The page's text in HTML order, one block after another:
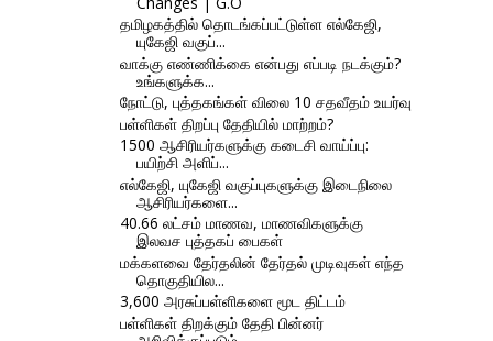
தமிழகத்தில் தொடங்கப்பட்டுள்ள எல்கேஜி,
யுகேஜி வகுப்...
வாக்கு எண்ணிக்கை என்பது எப்படி நடக்கும்?
உங்களுக்க...
நோட்டு, புத்தகங்கள் விலை 10 சதவீதம் உயர்வு
பள்ளிகள் திறப்பு தேதியில் மாற்றம்?
1500 ஆசிரியர்களுக்கு கடைசி வாய்ப்பு:
பயிற்சி அளிப்...
எல்கேஜி, யுகேஜி வகுப்புகளுக்கு இடைநிலை
ஆசிரியர்களை...
40.66 லட்சம் மாணவ, மாணவிகளுக்கு
இலவச புத்தகப் பைகள்
மக்களவை தேர்தலின் தேர்தல் முடிவுகள் எந்த
தொகுதியில...
3,600 அரசுப்பள்ளிகளை மூட திட்டம்
பள்ளிகள் திறக்கும் தேதி பின்னர்